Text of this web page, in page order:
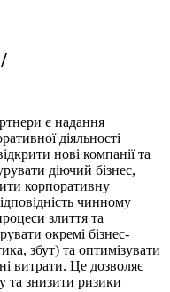
є надання
діяльності
нові компанії та
діючий бізнес,
корпоративну
чинному
злиття та
окремі бізнес-
збут) та оптимізувати
витрати. Це дозволяє
та знизити ризики